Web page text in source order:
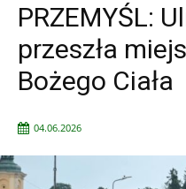
PRZEMYŚL:
przeszła
Bożego Ciała
04.06.2026